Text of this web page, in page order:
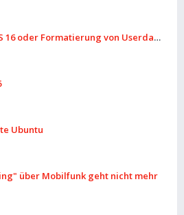
16 oder Formatierung von Userdata
Ubuntu
über Mobilfunk geht nicht mehr